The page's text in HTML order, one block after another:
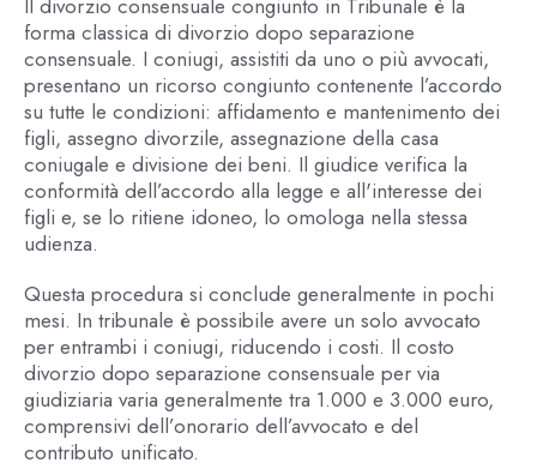
Il divorzio consensuale congiunto in Tribunale è la
forma classica di divorzio dopo separazione
consensuale. I coniugi, assistiti da uno o più avvocati,
presentano un ricorso congiunto contenente l’accordo
su tutte le condizioni: affidamento e mantenimento dei
figli, assegno divorzile, assegnazione della casa
coniugale e divisione dei beni. Il giudice verifica la
conformità dell’accordo alla legge e all'interesse dei
figli e, se lo ritiene idoneo, lo omologa nella stessa
udienza.
Questa procedura si conclude generalmente in pochi
mesi. In tribunale è possibile avere un solo avvocato
per entrambi i coniugi, riducendo i costi. Il costo
divorzio dopo separazione consensuale per via
giudiziaria varia generalmente tra 1.000 e 3.000 euro,
comprensivi dell’onorario dell’avvocato e del
contributo unificato.